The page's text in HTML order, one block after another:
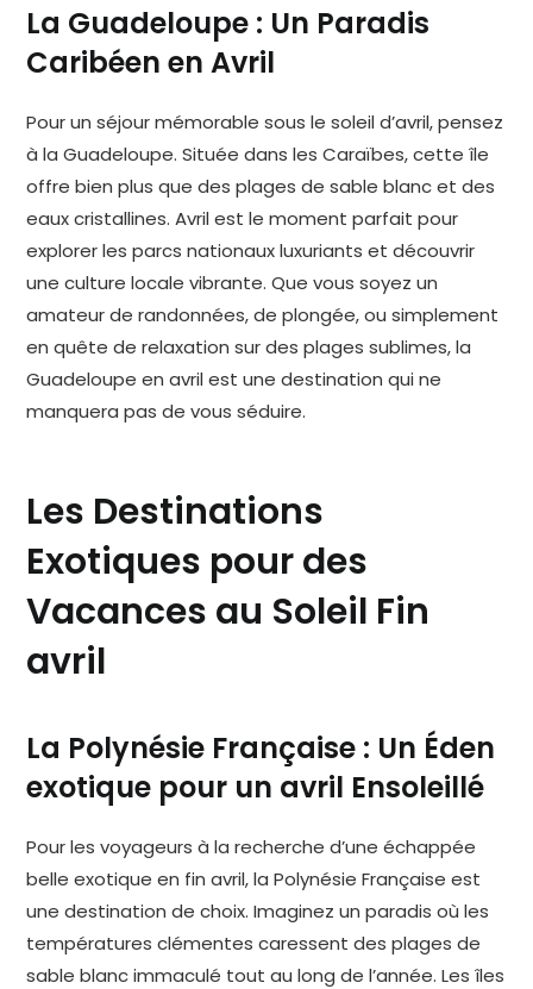
La Guadeloupe : Un Paradis
Caribéen en Avril
Pour un séjour mémorable sous le soleil d’avril, pensez
à la Guadeloupe. Située dans les Caraïbes, cette île
offre bien plus que des plages de sable blanc et des
eaux cristallines. Avril est le moment parfait pour
explorer les parcs nationaux luxuriants et découvrir
une culture locale vibrante. Que vous soyez un
amateur de randonnées, de plongée, ou simplement
en quête de relaxation sur des plages sublimes, la
Guadeloupe en avril est une destination qui ne
manquera pas de vous séduire.
Les Destinations
Exotiques pour des
Vacances au Soleil Fin
avril
La Polynésie Française : Un Éden
exotique pour un avril Ensoleillé
Pour les voyageurs à la recherche d’une échappée
belle exotique en fin avril, la Polynésie Française est
une destination de choix. Imaginez un paradis où les
températures clémentes caressent des plages de
sable blanc immaculé tout au long de l’année. Les îles